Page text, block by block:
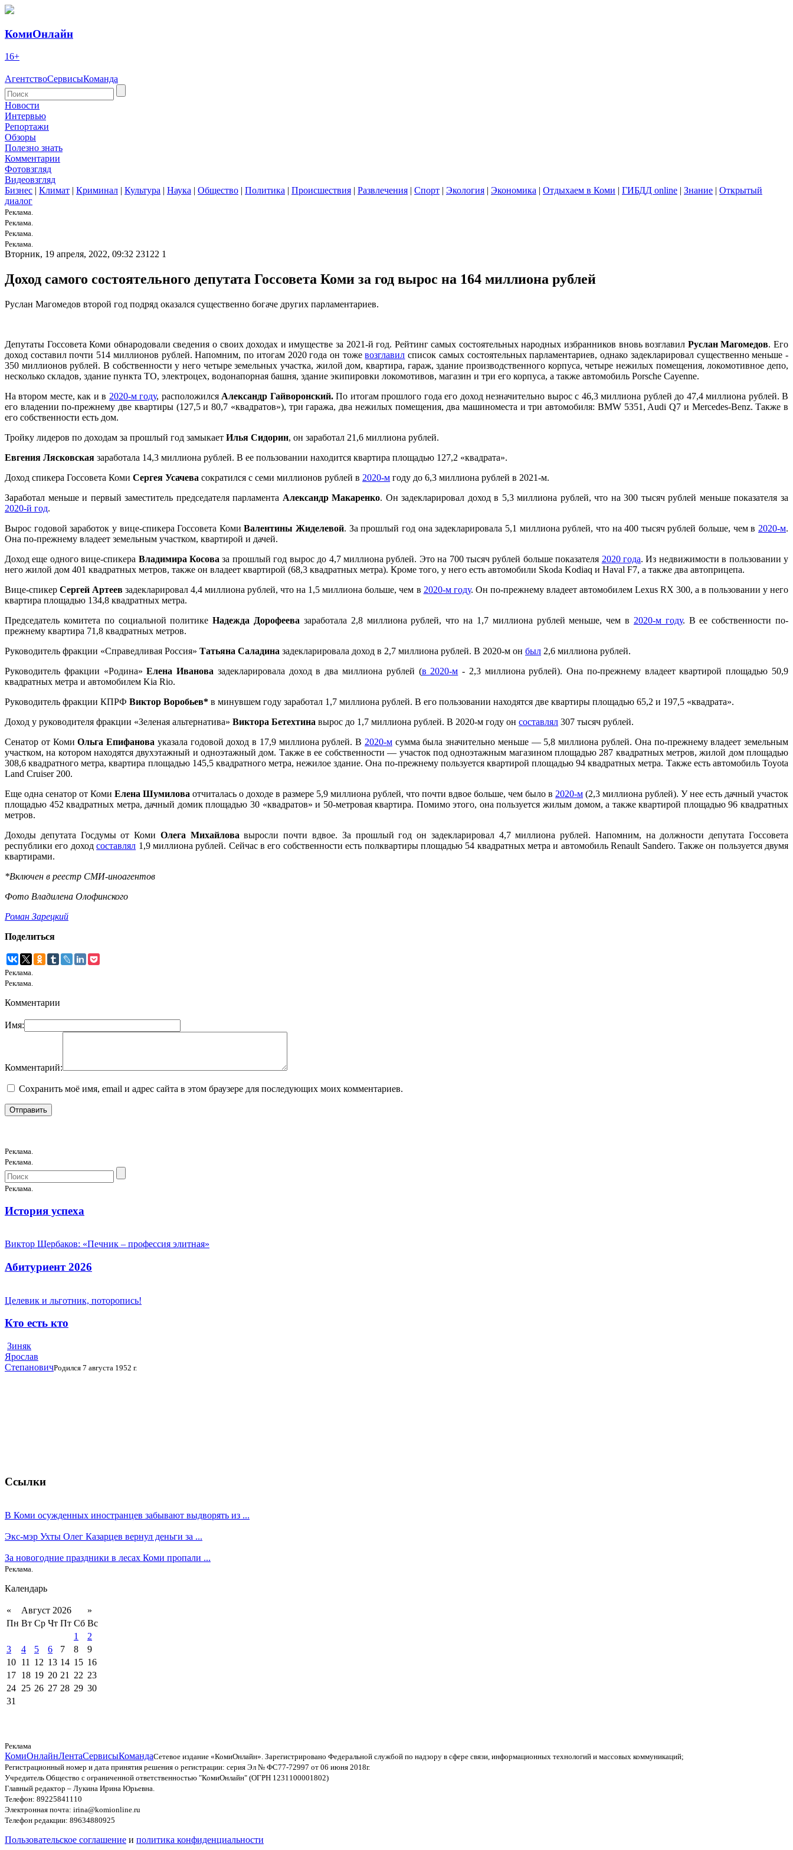
КомиОнлайн
16+
АгентствоСервисыКоманда
Новости
Интервью
Репортажи
Обзоры
Полезно знать
Комментарии
Фотовзгляд
Видеовзгляд
Бизнес | Климат | Криминал | Культура | Наука | Общество | Политика | Происшествия | Развлечения | Спорт | Экология | Экономика | Отдыхаем в Коми | ГИБДД online | Знание | Открытый
диалог
Реклама.
Реклама.
Реклама.
Реклама.
Вторник, 19 апреля, 2022, 09:32 23122 1
Доход самого состоятельного депутата Госсовета Коми за год вырос на 164 миллиона рублей
Руслан Магомедов второй год подряд оказался существенно богаче других парламентариев.
Депутаты Госсовета Коми обнародовали сведения о своих доходах и имуществе за 2021-й год. Рейтинг самых состоятельных народных избранников вновь возглавил Руслан Магомедов. Его
доход составил почти 514 миллионов рублей. Напомним, по итогам 2020 года он тожевозглавил список самых состоятельных парламентариев, однако задекларировал существенно меньше -
350 миллионов рублей. В собственности у него четыре земельных участка, жилой дом, квартира, гараж, здание производственного корпуса, четыре нежилых помещения, локомотивное депо,
несколько складов, здание пункта ТО, электроцех, водонапорная башня, здание экипировки локомотивов, магазин и три его корпуса, а также автомобиль Porsche Cayenne.
На втором месте, как и в 2020-м году, расположился Александр Гайворонский.По итогам прошлого года его доход незначительно вырос с 46,3 миллиона рублей до 47,4 миллиона рублей. В
его владении по-прежнему две квартиры (127,5 и 80,7 «квадратов»), три гаража, два нежилых помещения, два машиноместа и три автомобиля: BMW 5351, Audi Q7 и Mercedes-Benz. Также в
его собственности есть дом.
Тройку лидеров по доходам за прошлый год замыкает Илья Сидорин, он заработал 21,6 миллиона рублей.
Евгения Лясковская заработала 14,3 миллиона рублей. В ее пользовании находится квартира площадью 127,2 «квадрата».
Доход спикера Госсовета Коми Сергея Усачева сократился с семи миллионов рублей в 2020-м году до 6,3 миллиона рублей в 2021-м.
Заработал меньше и первый заместитель председателя парламента Александр Макаренко. Он задекларировал доход в 5,3 миллиона рублей, что на 300 тысяч рублей меньше показателя за
2020-й год.
Вырос годовой заработок у вице-спикера Госсовета КомиВалентины Жиделевой. За прошлый год она задекларировала 5,1 миллиона рублей, что на 400 тысяч рублей больше, чем в 2020-м.
Она по-прежнему владеет земельным участком, квартирой и дачей.
Доход еще одного вице-спикера Владимира Косоваза прошлый год вырос до 4,7 миллиона рублей. Это на 700 тысяч рублей больше показателя 2020 года. Из недвижимости в пользовании у
него жилой дом 401 квадратных метров, также он владеет квартирой (68,3 квадратных метра). Кроме того, у него есть автомобили Skoda Kodiaq и Haval F7, а также два автоприцепа.
Вице-спикерСергей Артеев задекларировал 4,4 миллиона рублей, что на 1,5 миллиона больше, чем в 2020-м году. Он по-прежнему владеет автомобилем Lexus RX 300, а в пользовании у него
квартира площадью 134,8 квадратных метра.
Председатель комитета по социальной политикеНадежда Дорофеева заработала 2,8 миллиона рублей, что на 1,7 миллиона рублей меньше, чем в 2020-м году. В ее собственности по-
прежнему квартира 71,8 квадратных метров.
Руководитель фракции «Справедливая Россия» Татьяна Саладина задекларировала доход в 2,7 миллиона рублей. В 2020-м он был 2,6 миллиона рублей.
Руководитель фракции «Родина»Елена Иванова задекларировала доход в два миллиона рублей (в 2020-м - 2,3 миллиона рублей). Она по-прежнему владеет квартирой площадью 50,9
квадратных метра и автомобилем Kia Rio.
Руководитель фракции КПРФ Виктор Воробьев* в минувшем году заработал 1,7 миллиона рублей. В его пользовании находятся две квартиры площадью 65,2 и 197,5 «квадрата».
Доход у руководителя фракции «Зеленая альтернатива» Виктора Бетехтина вырос до 1,7 миллиона рублей. В 2020-м году он составлял 307 тысяч рублей.
Сенатор от КомиОльга Епифанова указала годовой доход в 17,9 миллиона рублей. В 2020-мсумма была значительно меньше — 5,8 миллиона рублей. Она по-прежнему владеет земельным
участком, на котором находятся двухэтажный и одноэтажный дом. Также в ее собственности — участок под одноэтажным магазином площадью 287 квадратных метров, жилой дом площадью
308,6 квадратного метра, квартира площадью 145,5 квадратного метра, нежилое здание. Она по-прежнему пользуется квартирой площадью 94 квадратных метра. Также есть автомобиль Toyota
Land Cruiser 200.
Еще одна сенатор от Коми Елена Шумилова отчиталась о доходе в размере 5,9 миллиона рублей, что почти вдвое больше, чем было в 2020-м (2,3 миллиона рублей). У нее есть дачный участок
площадью 452 квадратных метра, дачный домик площадью 30 «квадратов» и 50-метровая квартира. Помимо этого, она пользуется жилым домом, а также квартирой площадью 96 квадратных
метров.
Доходы депутата Госдумы от Коми Олега Михайлова выросли почти вдвое. За прошлый год он задекларировал 4,7 миллиона рублей. Напомним, на должности депутата Госсовета
республики его доходсоставлял 1,9 миллиона рублей. Сейчас в его собственности есть полквартиры площадью 54 квадратных метра и автомобиль Renault Sandero. Также он пользуется двумя
квартирами.
*Включен в реестр СМИ-иноагентов
Фото Владилена Олофинского
Роман Зарецкий
Поделиться
Реклама.
Реклама.
Комментарии
Имя:
Комментарий:
Сохранить моё имя, email и адрес сайта в этом браузере для последующих моих комментариев.
Реклама.
Реклама.
Реклама.
История успеха
Виктор Щербаков: «Печник – профессия элитная»
Абитуриент 2026
Целевик и льготник, поторопись!
Кто есть кто
Зиняк
Ярослав
СтепановичРодился 7 августа 1952 г.
Ссылки
В Коми осужденных иностранцев забывают выдворять из ...
Экс-мэр Ухты Олег Казарцев вернул деньги за ...
За новогодние праздники в лесах Коми пропали ...
Реклама.
Календарь
« Август 2026
»
Пн Вт Ср Чт Пт Сб Вс
1
2
3
4 5 6 7 8
9
10 11 12 13 14 15 16
17 18 19 20 21 22 23
24 25 26 27 28 29 30
31
Реклама
КомиОнлайнЛентаСервисыКомандаСетевое издание «КомиОнлайн». Зарегистрировано Федеральной службой по надзору в сфере связи, информационных технологий и массовых коммуникаций;
Регистрационный номер и дата принятия решения о регистрации: серия Эл № ФС77-72997 от 06 июня 2018г.
Учредитель Общество с ограниченной ответственностью "КомиОнлайн" (ОГРН 1231100001802)
Главный редактор – Лукина Ирина Юрьевна.
Телефон: 89225841110
Электронная почта: irina@komionline.ru
Телефон редакции: 89634880925
Пользовательское соглашение и политика конфиденциальности